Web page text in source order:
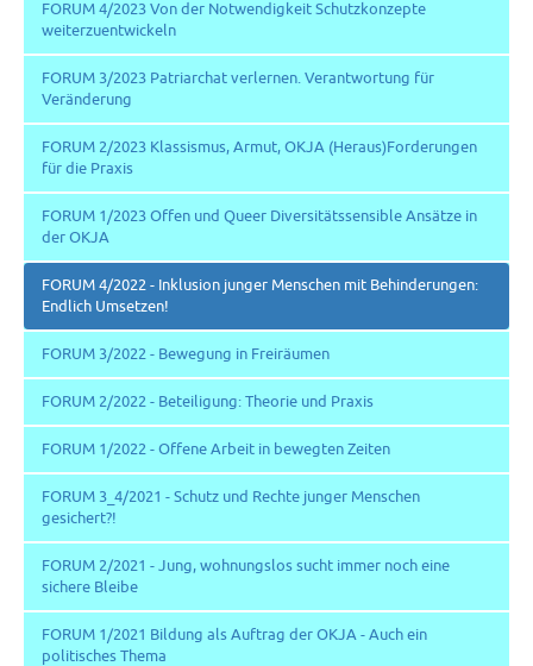
FORUM 4/2023 Von der Notwendigkeit Schutzkonzepte
weiterzuentwickeln
FORUM 3/2023 Patriarchat verlernen. Verantwortung für
Veränderung
FORUM 2/2023 Klassismus, Armut, OKJA (Heraus)Forderungen
für die Praxis
FORUM 1/2023 Offen und Queer Diversitätssensible Ansätze in
der OKJA
FORUM 4/2022 - Inklusion junger Menschen mit Behinderungen:
Endlich Umsetzen!
FORUM 3/2022 - Bewegung in Freiräumen
FORUM 2/2022 - Beteiligung: Theorie und Praxis
FORUM 1/2022 - Offene Arbeit in bewegten Zeiten
FORUM 3_4/2021 - Schutz und Rechte junger Menschen
gesichert?!
FORUM 2/2021 - Jung, wohnungslos sucht immer noch eine
sichere Bleibe
FORUM 1/2021 Bildung als Auftrag der OKJA - Auch ein
politisches Thema